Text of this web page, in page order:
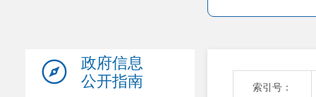
政府信息
公开指南
索引号：